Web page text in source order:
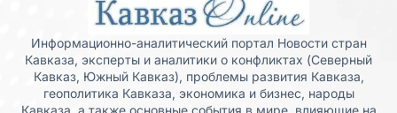
Информационно-аналитический портал Новости стран
Кавказа, эксперты и аналитики о конфликтах (Северный
Кавказ, Южный Кавказ), проблемы развития Кавказа,
геополитика Кавказа, экономика и бизнес, народы
Кавказа, а также основные события в мире, влияющие на